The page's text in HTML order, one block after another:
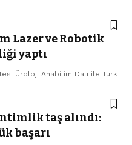
Lazer ve Robotik
yaptı
Üroloji Anabilim Dalı ile Türk
taş alındı:
başarı